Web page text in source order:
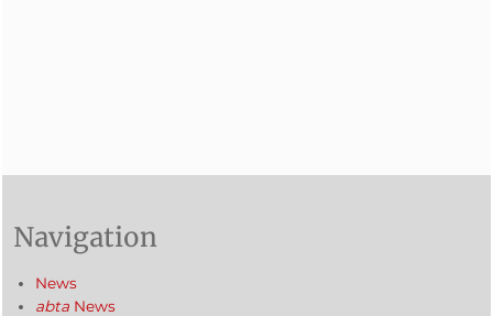
Navigation
News
abta News